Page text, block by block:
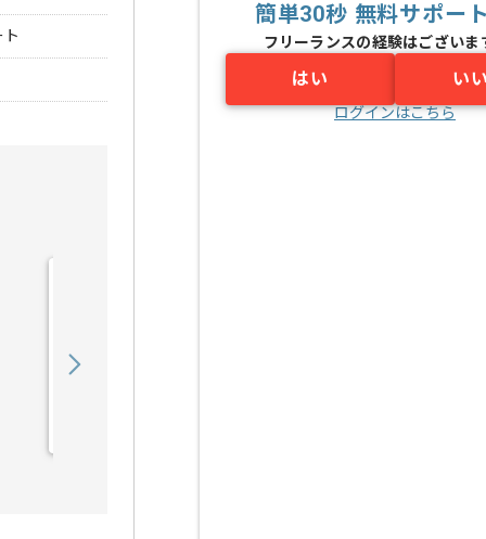
簡単30秒 無料サポー
フリーランスの経験はございま
はい い
ログインはこちら